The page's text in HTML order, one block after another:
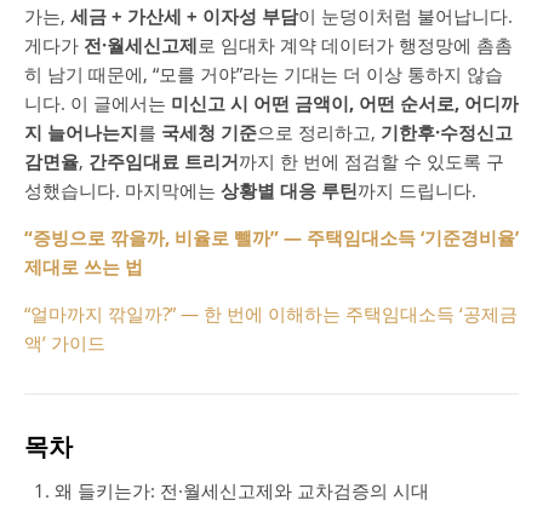
가는, 세금 + 가산세 + 이자성 부담이 눈덩이처럼 불어납니다.
게다가 전·월세신고제로 임대차 계약 데이터가 행정망에 촘촘
히 남기 때문에, “모를 거야”라는 기대는 더 이상 통하지 않습
니다. 이 글에서는 미신고 시 어떤 금액이, 어떤 순서로, 어디까
지 늘어나는지를 국세청 기준으로 정리하고, 기한후·수정신고
감면율, 간주임대료 트리거까지 한 번에 점검할 수 있도록 구
성했습니다. 마지막에는 상황별 대응 루틴까지 드립니다.
“증빙으로 깎을까, 비율로 뺄까” — 주택임대소득 ‘기준경비율’
제대로 쓰는 법
“얼마까지 깎일까?” — 한 번에 이해하는 주택임대소득 ‘공제금
액’ 가이드
목차
왜 들키는가: 전·월세신고제와 교차검증의 시대